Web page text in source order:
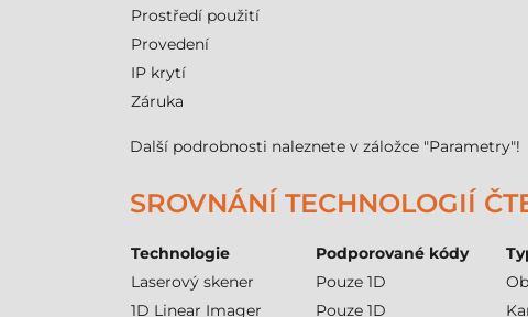
Prostředí použití
Provedení
IP krytí
Záruka
Další podrobnosti naleznete v záložce "Parametry"!
SROVNÁNÍ TECHNOLOGIÍ
Technologie Podporované kódy
Laserový skener
Pouze 1D
1D Linear Imager
Pouze 1D